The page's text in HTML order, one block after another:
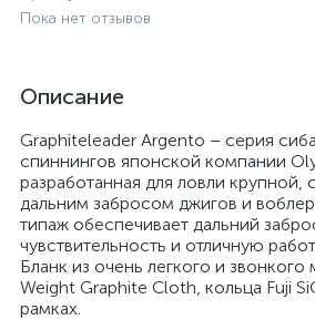
Пока нет отзывов
Описание
Graphiteleader Argento – серия
спиннингов японской компании
разработанная для ловли крупной,
дальним забросом джигов и
типаж обеспечивает дальний
чувствительность и отличную
Бланк из очень легкого и звонкого
Weight Graphite Cloth, кольца Fuji
рамках.